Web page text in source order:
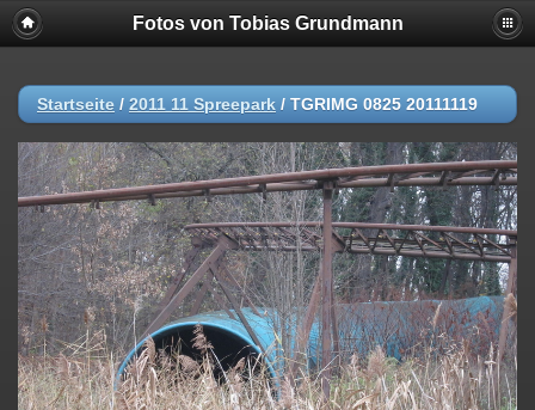
Fotos von Tobias Grundmann
Startseite / 2011 11 Spreepark / TGRIMG 0825 20111119